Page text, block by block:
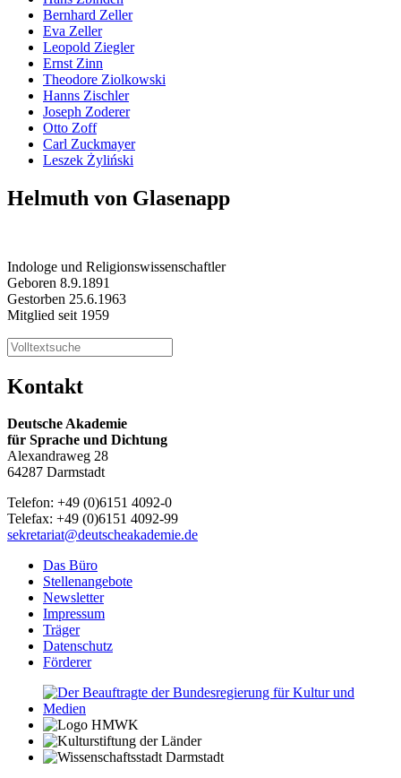
Bernhard Zeller
Eva Zeller
Leopold Ziegler
Ernst Zinn
Theodore Ziolkowski
Hanns Zischler
Joseph Zoderer
Otto Zoff
Carl Zuckmayer
Leszek Żyliński
Helmuth von Glasenapp
Indologe und Religionswissenschaftler
Geboren 8.9.1891
Gestorben 25.6.1963
Mitglied seit 1959
Kontakt
Deutsche Akademie
für Sprache und Dichtung
Alexandraweg 28
64287 Darmstadt
Telefon: +49 (0)6151 4092-0
Telefax: +49 (0)6151 4092-99
sekretariat@deutscheakademie.de
Das Büro
Stellenangebote
Newsletter
Impressum
Träger
Datenschutz
Förderer